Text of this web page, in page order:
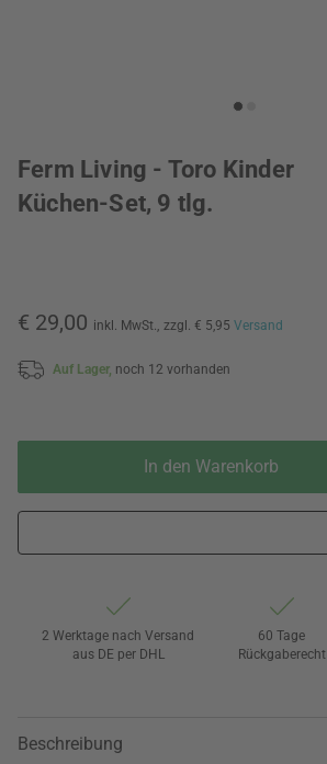
Ferm Living - Toro Kinder
Küchen-Set, 9 tlg.
€ 29,00 inkl. MwSt., zzgl. € 5,95 Versand
Auf Lager, noch 12 vorhanden
In den Warenkorb
2 Werktage nach Versand
aus DE per DHL
60 Tage
Rückgaberecht
Beschreibung